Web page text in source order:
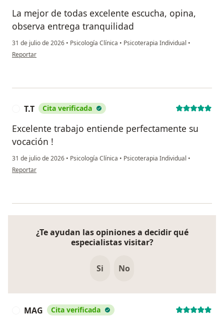
La mejor de todas excelente escucha, opina,
observa entrega tranquilidad
31 de julio de 2026 • Psicología Clínica • Psicoterapia Individual •
en opinión del usuario Yuliana soto
Reportar
T.T Cita verificada
Excelente trabajo entiende perfectamente su
vocación !
31 de julio de 2026 • Psicología Clínica • Psicoterapia Individual •
en opinión del usuario T.T
Reportar
¿Te ayudan las opiniones a decidir qué
especialistas visitar?
Si No
MAG Cita verificada